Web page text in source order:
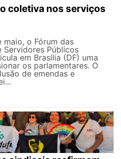
coletiva nos serviços
maio, o Fórum das
Servidores Públicos
em Brasília (DF) uma
os parlamentares. O
de emendas e